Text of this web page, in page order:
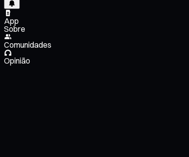
App
Sobre
Comunidades
Opinião